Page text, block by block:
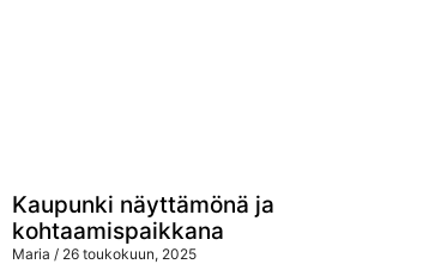
Kaupunki näyttämönä ja
kohtaamispaikkana
Maria 26 toukokuun, 2025